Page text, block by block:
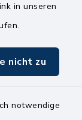
in unseren
nicht zu
notwendige